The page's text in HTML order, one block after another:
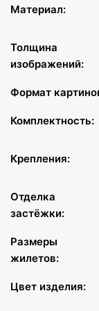
Материал:
Толщина
изображений:
Формат
Комплектность:
Крепления:
Отделка
застёжки:
Размеры
жилетов:
Цвет изделия: